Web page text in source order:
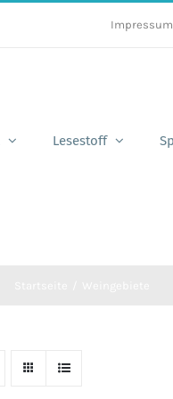
Impressum
Lesestoff